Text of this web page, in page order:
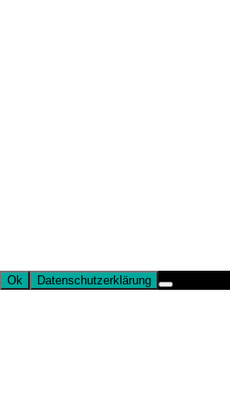
Ok Datenschutzerklärung